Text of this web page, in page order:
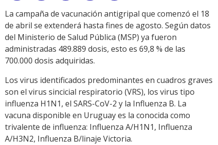
Link
La campaña de vacunación antigripal que comenzó el 18
de abril se extenderá hasta fines de agosto. Según datos
del Ministerio de Salud Pública (MSP) ya fueron
administradas 489.889 dosis, esto es 69,8 % de las
700.000 dosis adquiridas.
Los virus identificados predominantes en cuadros graves
son el virus sincicial respiratorio (VRS), los virus tipo
influenza H1N1, el SARS-CoV-2 y la Influenza B. La
vacuna disponible en Uruguay es la conocida como
trivalente de influenza: Influenza A/H1N1, Influenza
A/H3N2, Influenza B/linaje Victoria.